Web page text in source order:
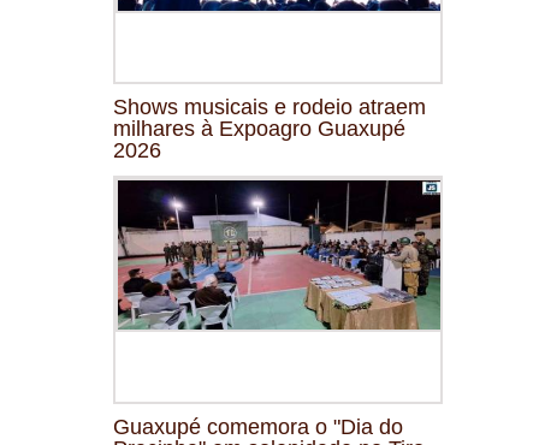
Shows musicais e rodeio atraem
milhares à Expoagro Guaxupé
2026
Guaxupé comemora o "Dia do